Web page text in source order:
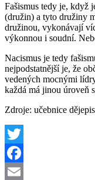
Fašismus tedy je, když
(družin) a tyto družiny
družinou, vykonávají
výkonnou i soudní.
Nacismus je tedy
nejpodstatnější je, že
vedených mocnými
každá má jinou úroveň
Zdroje: učebnice
Twitter
Facebook